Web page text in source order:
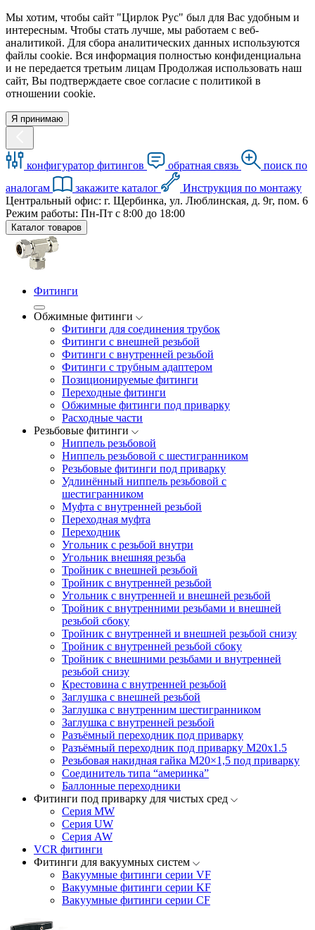
Мы хотим, чтобы сайт "Цирлок Рус" был для Вас удобным и
интересным. Чтобы стать лучше, мы работаем с веб-
аналитикой. Для сбора аналитических данных используются
файлы cookie. Вся информация полностью конфиденциальна
и не передается третьим лицам Продолжая использовать наш
сайт, Вы подтверждаете свое согласие с политикой в
отношении cookie.
Я принимаю
конфигуратор фитингов обратная связь
поиск по
аналогам
закажите каталог
Инструкция по монтажу
Центральный офис: г. Щербинка, ул. Люблинская, д. 9г, пом. 6
Режим работы: Пн-Пт с 8:00 до 18:00
Каталог товаров
Фитинги
Обжимные фитинги
Фитинги для соединения трубок
Фитинги с внешней резьбой
Фитинги с внутренней резьбой
Фитинги с трубным адаптером
Позиционируемые фитинги
Переходные фитинги
Обжимные фитинги под приварку
Расходные части
Резьбовые фитинги
Ниппель резьбовой
Ниппель резьбовой с шестигранником
Резьбовые фитинги под приварку
Удлинённый ниппель резьбовой с
шестигранником
Муфта с внутренней резьбой
Переходная муфта
Переходник
Угольник с резьбой внутри
Угольник внешняя резьба
Тройник с внешней резьбой
Тройник с внутренней резьбой
Угольник с внутренней и внешней резьбой
Тройник с внутренними резьбами и внешней
резьбой сбоку
Тройник с внутренней и внешней резьбой снизу
Тройник с внутренней резьбой сбоку
Тройник с внешними резьбами и внутренней
резьбой снизу
Крестовина с внутренней резьбой
Заглушка с внешней резьбой
Заглушка с внутренним шестигранником
Заглушка с внутренней резьбой
Разъёмный переходник под приварку
Разъёмный переходник под приварку М20х1.5
Резьбовая накидная гайка M20×1,5 под приварку
Соединитель типа “америнка”
Баллонные переходники
Фитинги под приварку для чистых сред
Серия MW
Серия UW
Серия AW
VCR фитинги
Фитинги для вакуумных систем
Вакуумные фитинги серии VF
Вакуумные фитинги серии KF
Вакуумные фитинги серии CF